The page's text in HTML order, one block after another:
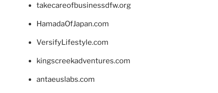
takecareofbusinessdfw.org
HamadaOfJapan.com
VersifyLifestyle.com
kingscreekadventures.com
antaeuslabs.com